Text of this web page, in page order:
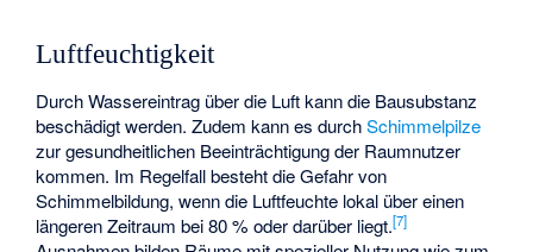
Luftfeuchtigkeit
Durch Wassereintrag über die Luft kann die Bausubstanz
beschädigt werden. Zudem kann es durchSchimmelpilze
zur gesundheitlichen Beeinträchtigung der Raumnutzer
kommen. Im Regelfall besteht die Gefahr von
Schimmelbildung, wenn die Luftfeuchte lokal über einen
längeren Zeitraum bei 80 % oder darüber liegt.[7]